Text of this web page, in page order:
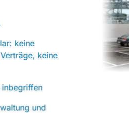
keine
keine
inbegriffen
und